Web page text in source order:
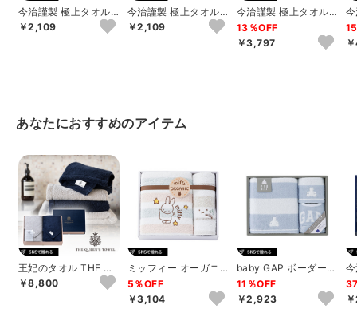
今治謹製 極上タオル
木箱入りフェイスタオ
ル（グリーン）
￥2,109
今治謹製 極上タオル
木箱入りフェイスタオ
ル（パープル）
￥2,109
今治謹製 極上タオル
木箱入りフェイスタオ
ル2P
13％OFF
￥3,797
あなたにおすすめのアイテム
王妃のタオル THE QU
EEN’S TOWEL バス
タ...
￥8,800
ミッフィー オーガニ
ック バス1P･ウォッシ
ュタオル1P
5％OFF
￥3,104
baby GAP ボーダーベ
ア バス1P･ウォッシュ
タオ...
11％OFF
￥2,923